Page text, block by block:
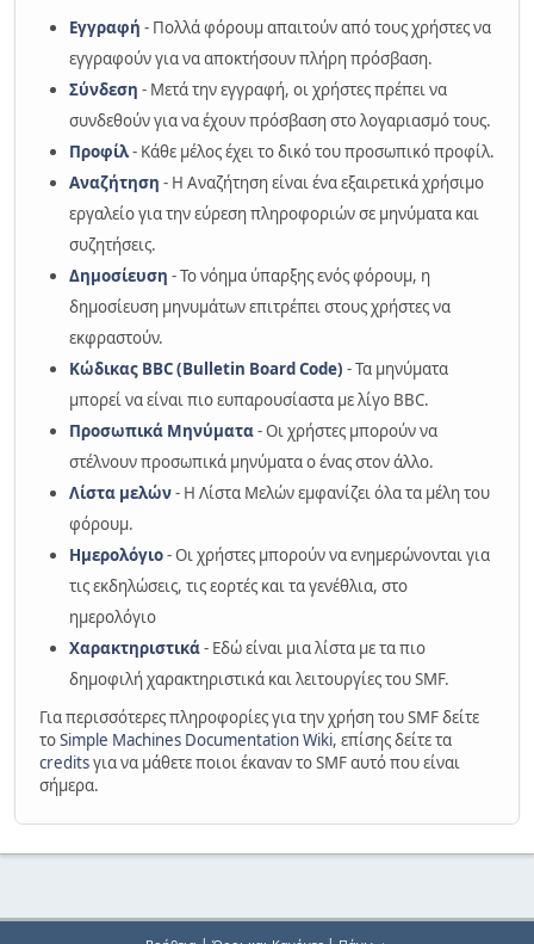
Εγγραφή - Πολλά φόρουμ απαιτούν από τους χρήστες να
εγγραφούν για να αποκτήσουν πλήρη πρόσβαση.
Σύνδεση - Μετά την εγγραφή, οι χρήστες πρέπει να
συνδεθούν για να έχουν πρόσβαση στο λογαριασμό τους.
Προφίλ- Κάθε μέλος έχει το δικό του προσωπικό προφίλ.
Αναζήτηση - Η Αναζήτηση είναι ένα εξαιρετικά χρήσιμο
εργαλείο για την εύρεση πληροφοριών σε μηνύματα και
συζητήσεις.
Δημοσίευση - Το νόημα ύπαρξης ενός φόρουμ, η
δημοσίευση μηνυμάτων επιτρέπει στους χρήστες να
εκφραστούν.
Κώδικας BBC (Bulletin Board Code) - Τα μηνύματα
μπορεί να είναι πιο ευπαρουσίαστα με λίγο BBC.
Προσωπικά Μηνύματα- Οι χρήστες μπορούν να
στέλνουν προσωπικά μηνύματα ο ένας στον άλλο.
Λίστα μελών- Η Λίστα Μελών εμφανίζει όλα τα μέλη του
φόρουμ.
Ημερολόγιο- Οι χρήστες μπορούν να ενημερώνονται για
τις εκδηλώσεις, τις εορτές και τα γενέθλια, στο
ημερολόγιο
Χαρακτηριστικά- Εδώ είναι μια λίστα με τα πιο
δημοφιλή χαρακτηριστικά και λειτουργίες του SMF.
Για περισσότερες πληροφορίες για την χρήση του SMF δείτε
τοSimple Machines Documentation Wiki, επίσης δείτε τα
creditsγια να μάθετε ποιοι έκαναν το SMF αυτό που είναι
σήμερα.